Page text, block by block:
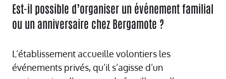
Est-il possible d’organiser un événement familial
ou un anniversaire chez Bergamote ?
L’établissement accueille volontiers les
événements privés, qu’il s’agisse d’un